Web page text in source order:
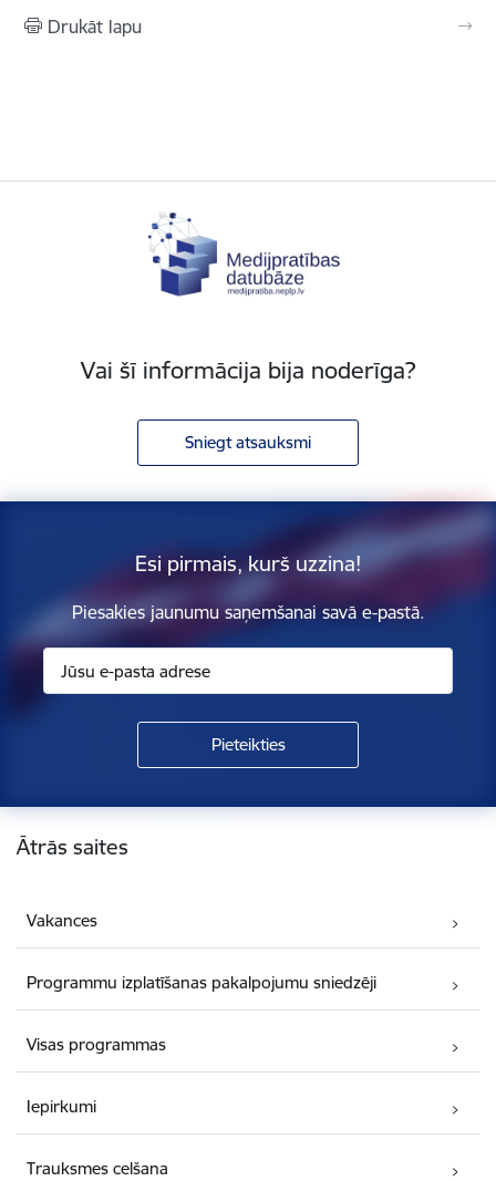
Drukāt lapu
Vai šī informācija bija noderīga?
Sniegt atsauksmi
Esi pirmais, kurš uzzina!
Piesakies jaunumu saņemšanai savā e-pastā.
Kājene
Ātrās saites
Vakances
Programmu izplatīšanas pakalpojumu sniedzēji
Visas programmas
Iepirkumi
Trauksmes celšana